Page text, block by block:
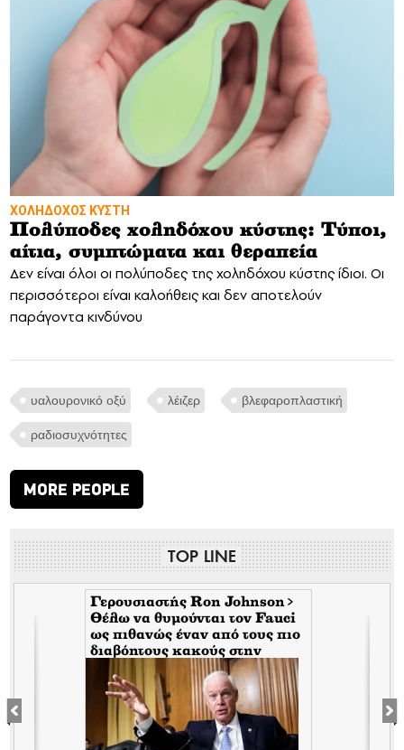
ΧΟΛΗΔΟΧΟΣ ΚΥΣΤΗ
Πολύποδες χοληδόχου κύστης: Τύποι,
αίτια, συμπτώματα και θεραπεία
Δεν είναι όλοι οι πολύποδες της χοληδόχου κύστης ίδιοι. Οι
περισσότεροι είναι καλοήθεις και δεν αποτελούν
παράγοντα κινδύνου
υαλουρονικό οξύ λέιζερ βλεφαροπλαστική
ραδιοσυχνότητες
MORE PEOPLE
TOP LINE
Γερουσιαστής Ron Johnson>
Θέλω να θυμούνται τον Fauci
ως πιθανώς έναν από τους πιο
διαβόητους κακούς στην
αμερικανική ιστορία